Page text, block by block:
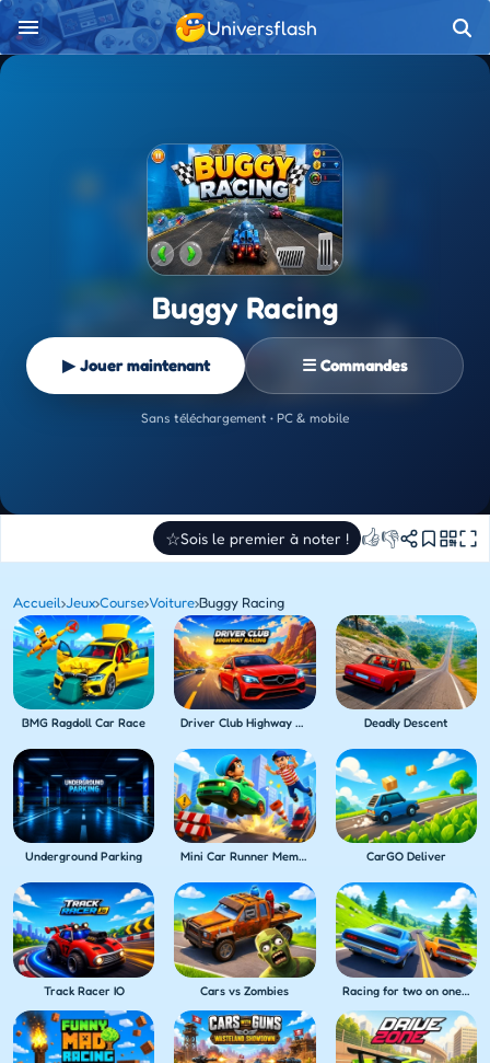
Universflash
Buggy Racing
▶ Jouer maintenant ☰ Commandes
Sans téléchargement • PC & mobile
☆Sois le premier à noter ! 👍👎
Accueil›Jeux›Course›Voiture›Buggy Racing
BMG Ragdoll Car Race Driver Club Highway Racing Deadly Descent
Underground Parking Mini Car Runner Meme Games CarGO Deliver
Track Racer IO Cars vs Zombies Racing for two on one PC